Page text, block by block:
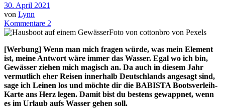
30. April 2021
von Lynn
Kommentare 2
Foto von cottonbro von Pexels
[Werbung] Wenn man mich fragen würde, was mein Element
ist, meine Antwort wäre immer das Wasser. Egal wo ich bin,
Gewässer ziehen mich magisch an. Da auch in diesem Jahr
vermutlich eher Reisen innerhalb Deutschlands angesagt sind,
sage ich Leinen los und möchte dir die BABISTA Bootsverleih-
Karte ans Herz legen. Damit bist du bestens gewappnet, wenn
es im Urlaub aufs Wasser gehen soll.